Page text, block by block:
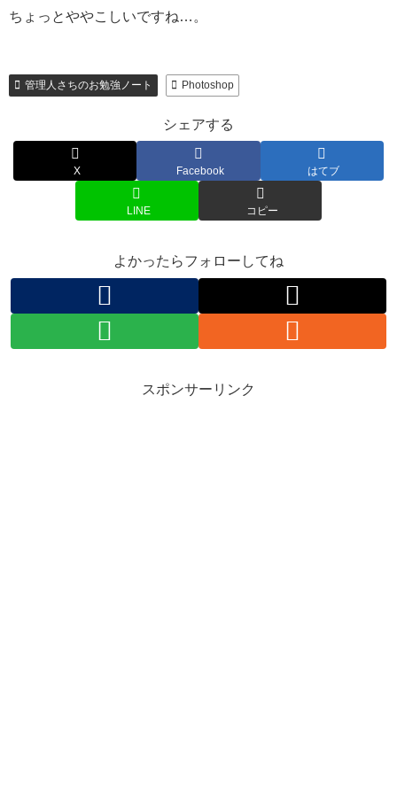
ちょっとややこしいですね…。
管理人さちのお勉強ノート Photoshop
シェアする
X Facebook はてブ
LINE コピー
よかったらフォローしてね
スポンサーリンク